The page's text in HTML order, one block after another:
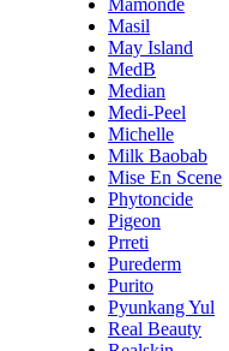
Mamonde
Masil
May Island
MedB
Median
Medi-Peel
Michelle
Milk Baobab
Mise En Scene
Phytoncide
Pigeon
Prreti
Purederm
Purito
Pyunkang Yul
Real Beauty